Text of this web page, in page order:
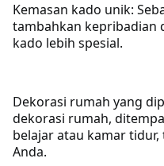
Kemasan kado unik:
tambahkan kepribadian
kado lebih spesial.
Dekorasi rumah yang
dekorasi rumah,
belajar atau kamar
Anda.